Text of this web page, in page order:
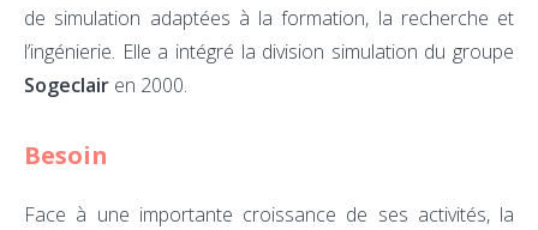
de simulation adaptées à la formation, la recherche et
l’ingénierie. Elle a intégré la division simulation du groupe
Sogeclair en 2000.
Besoin
Face à une importante croissance de ses activités, la